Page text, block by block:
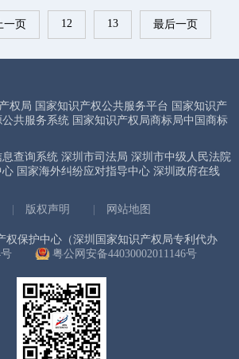
一页 12 13 最后一页
权局 国家知识产权公共服务平台 国家知识产
共服务系统 国家知识产权局商标局中国商标
查询系统 深圳市司法局 深圳市中级人民法院
心 国家海外纠纷应对指导中心 深圳政府在线
版权声明 网站地图
权保护中心（深圳国家知识产权局专利代办
粤公网安备44030002011146号